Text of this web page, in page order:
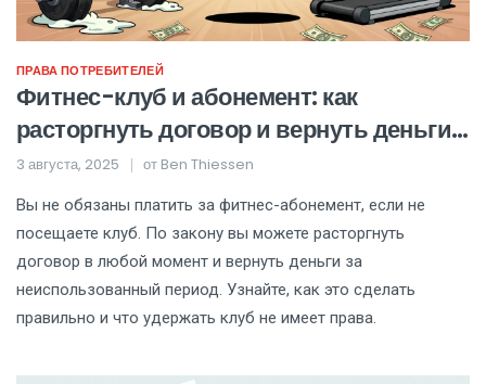
ПРАВА ПОТРЕБИТЕЛЕЙ
Фитнес-клуб и абонемент: как
расторгнуть договор и вернуть деньги
по закону
3 августа, 2025 от Ben Thiessen
Вы не обязаны платить за фитнес-абонемент, если не
посещаете клуб. По закону вы можете расторгнуть
договор в любой момент и вернуть деньги за
неиспользованный период. Узнайте, как это сделать
правильно и что удержать клуб не имеет права.